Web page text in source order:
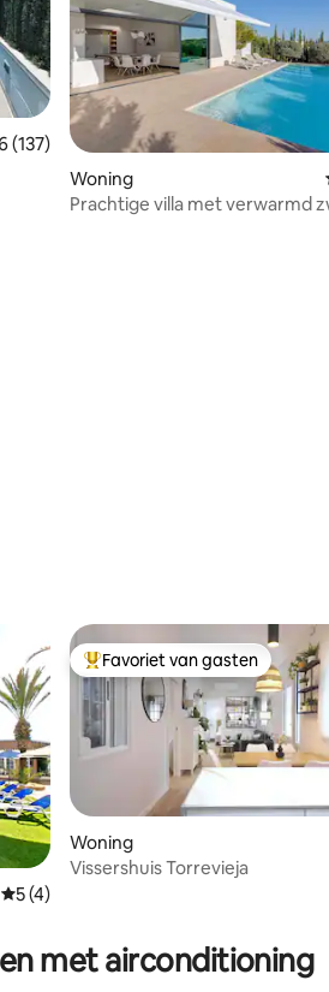
beoordeling van 4,96 uit 5, 137
(137)
Woning
Prachtige villa met verwarmd
Gemiddelde beoordeling van 5 uit 5, 4
5 (4)
Topfavoriet van gasten
Favoriet van gasten
Woning
Vissershuis Torrevieja
met airconditioning